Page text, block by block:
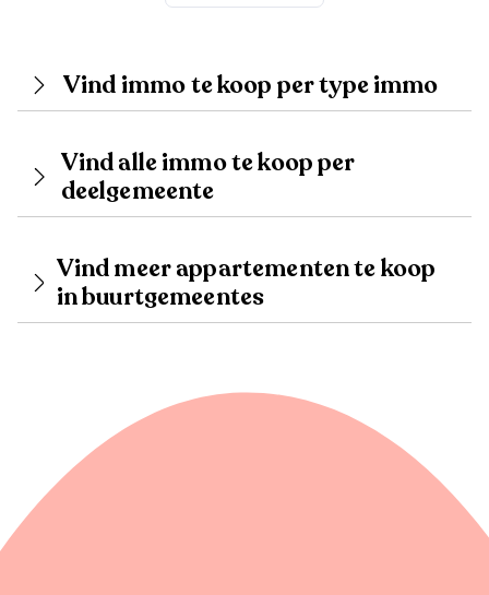
Vind immo te koop per type immo
Vind alle immo te koop per
deelgemeente
Vind meer appartementen te koop
in buurtgemeentes